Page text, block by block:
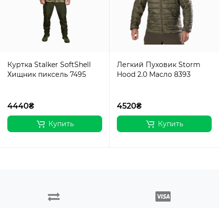
Куртка Stalker SoftShell
Хищник пиксель 7495
4440₴
Купить
Легкий Пуховик Storm
Hood 2.0 Масло 8393
4520₴
Купить